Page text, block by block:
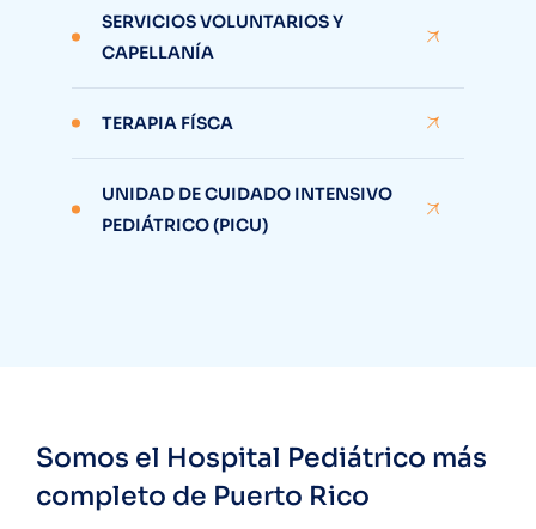
SERVICIOS VOLUNTARIOS Y
CAPELLANÍA
TERAPIA FÍSCA
UNIDAD DE CUIDADO INTENSIVO
PEDIÁTRICO (PICU)
Somos el Hospital Pediátrico más
completo de Puerto Rico